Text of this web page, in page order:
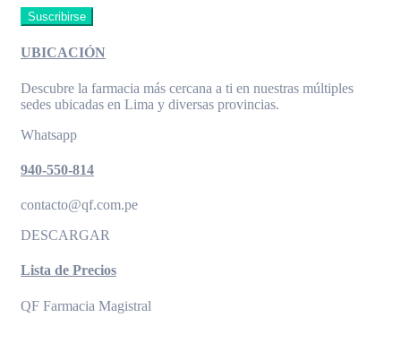
UBICACIÓN
Descubre la farmacia más cercana a ti en nuestras múltiples
sedes ubicadas en Lima y diversas provincias.
Whatsapp
940-550-814
contacto@qf.com.pe
DESCARGAR
Lista de Precios
QF Farmacia Magistral